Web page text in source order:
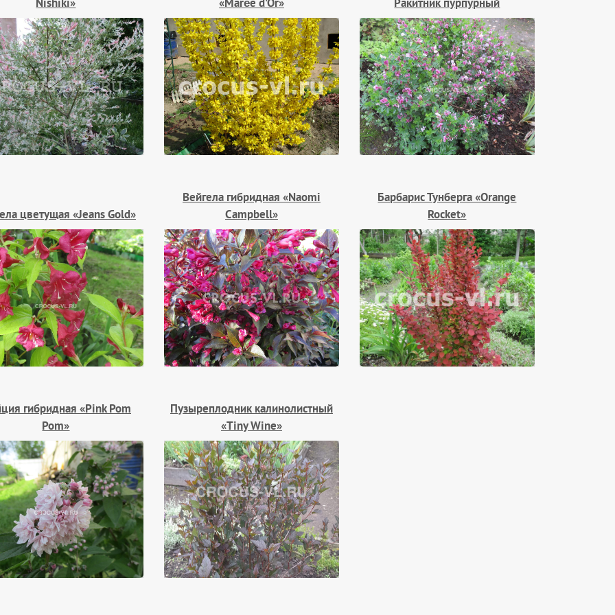
Nishiki» «Marée d'Or» Ракитник пурпурный
цветущая «Jeans Gold»
Вейгела гибридная «Naomi
Campbell»
Барбарис Тунберга «Orange
Rocket»
гибридная «Pink Pom
Pom»
Пузыреплодник калинолистный
«Tiny Wine»